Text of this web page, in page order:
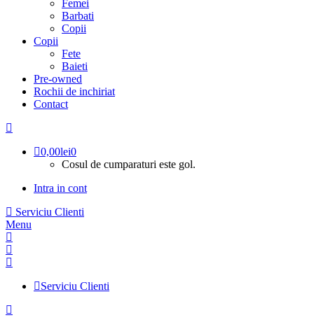
Femei
Barbati
Copii
Copii
Fete
Baieti
Pre-owned
Rochii de inchiriat
Contact
0,00lei0
Cosul de cumparaturi este gol.
Intra in cont
Serviciu Clienti
Menu
Serviciu Clienti